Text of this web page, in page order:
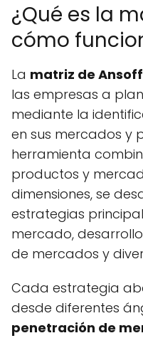
¿Qué es la
cómo
La matriz de Ansoff
las empresas a
mediante la
en sus mercados y
herramienta
productos y
dimensiones, se
estrategias
mercado,
de mercados y
Cada estrategia
desde diferentes
penetración de